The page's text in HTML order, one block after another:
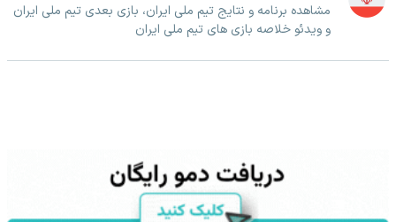
مشاهده برنامه و نتایج تیم ملی ایران، بازی بعدی تیم ملی ایران
و ویدئو خلاصه بازی های تیم ملی ایران